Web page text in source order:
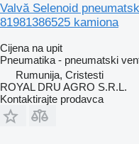
Valvă Selenoid
81981386525 kamiona
Cijena na upit
Pneumatika - pneumatski
Rumunija, Cristesti
ROYAL DRU AGRO S.R.L.
Kontaktirajte prodavca